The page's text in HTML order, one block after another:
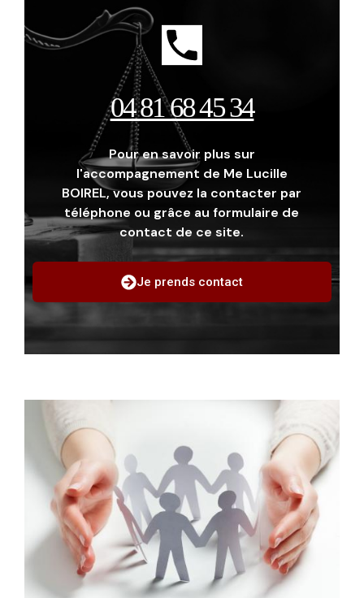
04 81 68 45 34
Pour en savoir plus sur
l'accompagnement de Me Lucille
BOIREL, vous pouvez la contacter par
téléphone ou grâce au formulaire de
contact de ce site.
Je prends contact